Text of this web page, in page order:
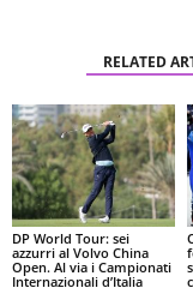
RELATED
DP World Tour: sei
azzurri al Volvo China
Open. Al via i Campionati
Internazionali d’Italia